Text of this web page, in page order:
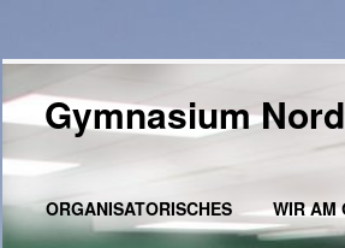
Gymnasium
ORGANISATORISCHES WIR AM